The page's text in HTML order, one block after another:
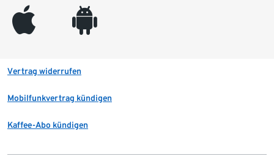
appleinc android
Vertrag widerrufen
Mobilfunkvertrag kündigen
Kaffee-Abo kündigen